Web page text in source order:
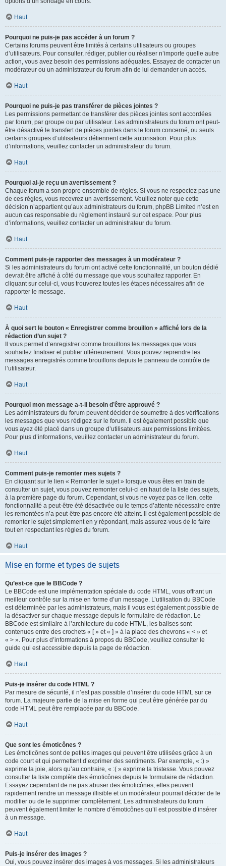
Haut
Pourquoi ne puis-je pas accéder à un forum ?
Certains forums peuvent être limités à certains utilisateurs ou groupes
d’utilisateurs. Pour consulter, rédiger, publier ou réaliser n’importe quelle autre
action, vous avez besoin des permissions adéquates. Essayez de contacter un
modérateur ou un administrateur du forum afin de lui demander un accès.
Haut
Pourquoi ne puis-je pas transférer de pièces jointes ?
Les permissions permettant de transférer des pièces jointes sont accordées
par forum, par groupe ou par utilisateur. Les administrateurs du forum ont peut-
être désactivé le transfert de pièces jointes dans le forum concerné, ou seuls
certains groupes d’utilisateurs détiennent cette autorisation. Pour plus
d’informations, veuillez contacter un administrateur du forum.
Haut
Pourquoi ai-je reçu un avertissement ?
Chaque forum a son propre ensemble de règles. Si vous ne respectez pas une
de ces règles, vous recevrez un avertissement. Veuillez noter que cette
décision n’appartient qu’aux administrateurs du forum, phpBB Limited n’est en
aucun cas responsable du règlement instauré sur cet espace. Pour plus
d’informations, veuillez contacter un administrateur du forum.
Haut
Comment puis-je rapporter des messages à un modérateur ?
Si les administrateurs du forum ont activé cette fonctionnalité, un bouton dédié
devrait être affiché à côté du message que vous souhaitez rapporter. En
cliquant sur celui-ci, vous trouverez toutes les étapes nécessaires afin de
rapporter le message.
Haut
À quoi sert le bouton « Enregistrer comme brouillon » affiché lors de la
rédaction d’un sujet ?
Il vous permet d’enregistrer comme brouillons les messages que vous
souhaitez finaliser et publier ultérieurement. Vous pouvez reprendre les
messages enregistrés comme brouillons depuis le panneau de contrôle de
l’utilisateur.
Haut
Pourquoi mon message a-t-il besoin d’être approuvé ?
Les administrateurs du forum peuvent décider de soumettre à des vérifications
les messages que vous rédigez sur le forum. Il est également possible que
vous ayez été placé dans un groupe d’utilisateurs aux permissions limitées.
Pour plus d’informations, veuillez contacter un administrateur du forum.
Haut
Comment puis-je remonter mes sujets ?
En cliquant sur le lien « Remonter le sujet » lorsque vous êtes en train de
consulter un sujet, vous pouvez remonter celui-ci en haut de la liste des sujets,
à la première page du forum. Cependant, si vous ne voyez pas ce lien, cette
fonctionnalité a peut-être été désactivée ou le temps d’attente nécessaire entre
les remontées n’a peut-être pas encore été atteint. Il est également possible de
remonter le sujet simplement en y répondant, mais assurez-vous de le faire
tout en respectant les règles du forum.
Haut
Mise en forme et types de sujets
Qu’est-ce que le BBCode ?
Le BBCode est une implémentation spéciale du code HTML, vous offrant un
meilleur contrôle sur la mise en forme d’un message. L’utilisation du BBCode
est déterminée par les administrateurs, mais il vous est également possible de
la désactiver sur chaque message depuis le formulaire de rédaction. Le
BBCode est similaire à l’architecture du code HTML, les balises sont
contenues entre des crochets « [ » et « ] » à la place des chevrons « < » et
« > ». Pour plus d’informations à propos du BBCode, veuillez consulter le
guide qui est accessible depuis la page de rédaction.
Haut
Puis-je insérer du code HTML ?
Par mesure de sécurité, il n’est pas possible d’insérer du code HTML sur ce
forum. La majeure partie de la mise en forme qui peut être générée par du
code HTML peut être remplacée par du BBCode.
Haut
Que sont les émoticônes ?
Les émoticônes sont de petites images qui peuvent être utilisées grâce à un
code court et qui permettent d’exprimer des sentiments. Par exemple, « :) »
exprime la joie, alors qu’au contraire, « :( » exprime la tristesse. Vous pouvez
consulter la liste complète des émoticônes depuis le formulaire de rédaction.
Essayez cependant de ne pas abuser des émoticônes, elles peuvent
rapidement rendre un message illisible et un modérateur pourrait décider de le
modifier ou de le supprimer complètement. Les administrateurs du forum
peuvent également limiter le nombre d’émoticônes qu’il est possible d’insérer
à un message.
Haut
Puis-je insérer des images ?
Oui, vous pouvez insérer des images à vos messages. Si les administrateurs